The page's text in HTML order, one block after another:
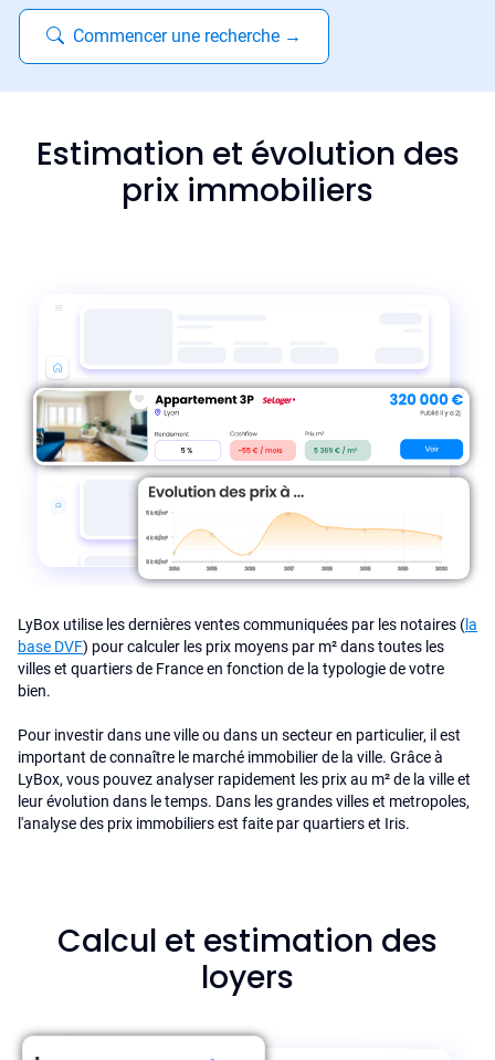
Commencer une recherche →
Estimation et évolution des
prix immobiliers
LyBox utilise les dernières ventes communiquées par les notaires (la
base DVF) pour calculer les prix moyens par m² dans toutes les
villes et quartiers de France en fonction de la typologie de votre
bien.
Pour investir dans une ville ou dans un secteur en particulier, il est
important de connaître le marché immobilier de la ville. Grâce à
LyBox, vous pouvez analyser rapidement les prix au m² de la ville et
leur évolution dans le temps. Dans les grandes villes et metropoles,
l'analyse des prix immobiliers est faite par quartiers et Iris.
Calcul et estimation des
loyers